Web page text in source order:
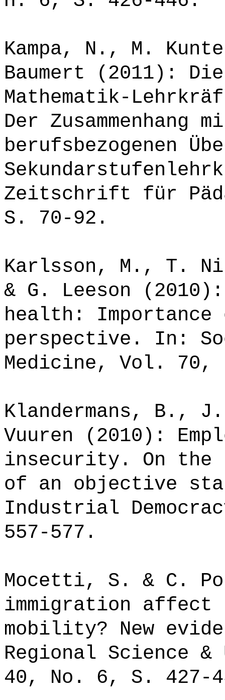
Kampa, N., M.
Baumert (2011):
Mathematik-
Der Zusammenhang
berufsbezogenen
Zeitschrift für
S. 70-92.
Karlsson, M., T.
& G. Leeson
health:
perspective. In:
Medicine, Vol. 70,
Klandermans, B.,
Vuuren (2010):
insecurity. On the
of an objective
Industrial
557-577.
Mocetti, S. & C.
immigration
mobility? New
Regional Science &
40, No. 6, S. 427-